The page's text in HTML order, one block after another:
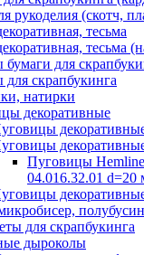
рукоделия (скотч,
тесьма
тесьма
для
скрапбукинга
натирки
декоративные
Пуговицы
04.016.32.01
для скрапбукинга
дыроколы